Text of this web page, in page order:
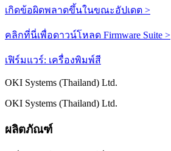
เกิดข้อผิดพลาดขึ้นในขณะอัปเดต >
คลิกที่นี่เพื่อดาวน์โหลด Firmware Suite >
เฟิร์มแวร์: เครื่องพิมพ์สี
OKI Systems (Thailand) Ltd.
OKI Systems (Thailand) Ltd.
ผลิตภัณฑ์